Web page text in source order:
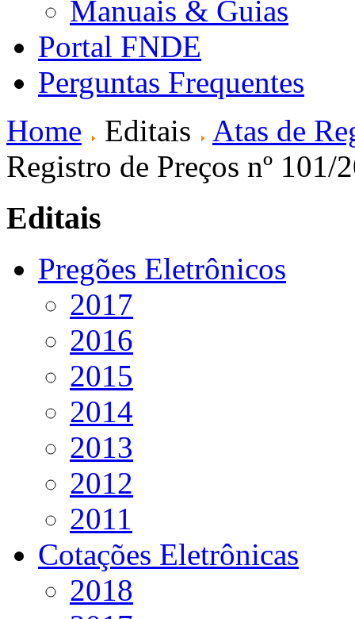
Manuais & Guias
Portal FNDE
Perguntas Frequentes
Home
Editais
Atas de
Registro de Preços nº 101/
Editais
Pregões Eletrônicos
2017
2016
2015
2014
2013
2012
2011
Cotações Eletrônicas
2018